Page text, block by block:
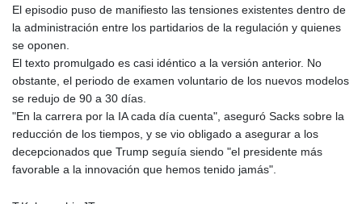
MMK
2425.340128
4157.025473
MOP 9.319937
MUR 54.264829
MVR 17.849421
MWK
2000.294776
El episodio puso de manifiesto las tensiones existentes dentro de
la administración entre los partidarios de la regulación y quienes
se oponen.
El texto promulgado es casi idéntico a la versión anterior. No
obstante, el periodo de examen voluntario de los nuevos modelos
se redujo de 90 a 30 días.
"En la carrera por la IA cada día cuenta", aseguró Sacks sobre la
reducción de los tiempos, y se vio obligado a asegurar a los
decepcionados que Trump seguía siendo "el presidente más
favorable a la innovación que hemos tenido jamás".